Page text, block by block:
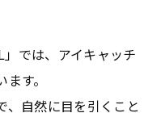
では、アイキャッチ
す。
、自然に目を引くこと